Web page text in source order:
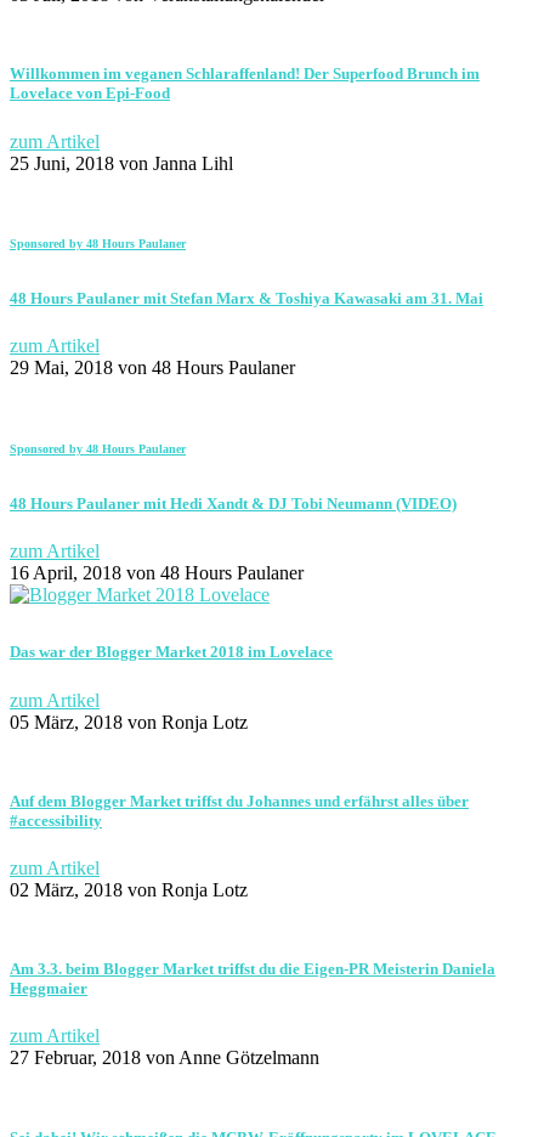
Willkommen im veganen Schlaraffenland! Der Superfood Brunch im
Lovelace von Epi-Food
zum Artikel
25 Juni, 2018 von Janna Lihl
Sponsored by 48 Hours Paulaner
48 Hours Paulaner mit Stefan Marx & Toshiya Kawasaki am 31. Mai
zum Artikel
29 Mai, 2018 von 48 Hours Paulaner
Sponsored by 48 Hours Paulaner
48 Hours Paulaner mit Hedi Xandt & DJ Tobi Neumann (VIDEO)
zum Artikel
16 April, 2018 von 48 Hours Paulaner
Das war der Blogger Market 2018 im Lovelace
zum Artikel
05 März, 2018 von Ronja Lotz
Auf dem Blogger Market triffst du Johannes und erfährst alles über
#accessibility
zum Artikel
02 März, 2018 von Ronja Lotz
Am 3.3. beim Blogger Market triffst du die Eigen-PR Meisterin Daniela
Heggmaier
zum Artikel
27 Februar, 2018 von Anne Götzelmann